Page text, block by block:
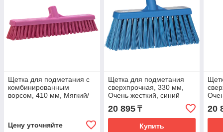
Щетка для подметания с
комбинированным
ворсом, 410 мм, Мягкий/
Цену уточняйте
Щетка для подметания
сверхпрочная, 330 мм,
Очень жесткий, синий
20 895₸
Купить
20